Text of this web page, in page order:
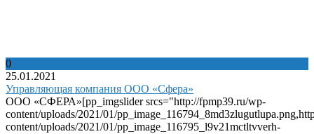
0
25.01.2021
Управляющая компания ООО «Сфера»
ООО «СФЕРА»[pp_imgslider srcs="http://fpmp39.ru/wp-
content/uploads/2021/01/
content/uploads/2021/01/pp_image_116795_l9v21mctltvverh-